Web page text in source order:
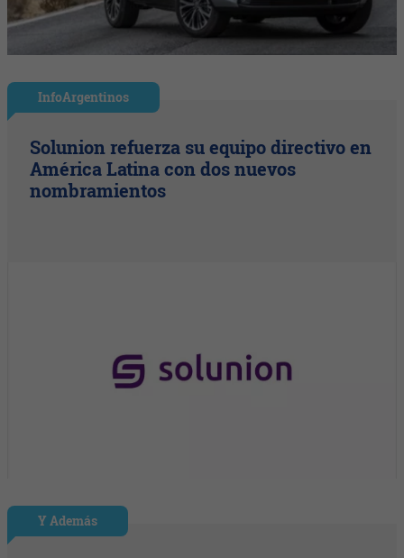
InfoArgentinos
Solunion refuerza su equipo directivo en
América Latina con dos nuevos
nombramientos
Y Además